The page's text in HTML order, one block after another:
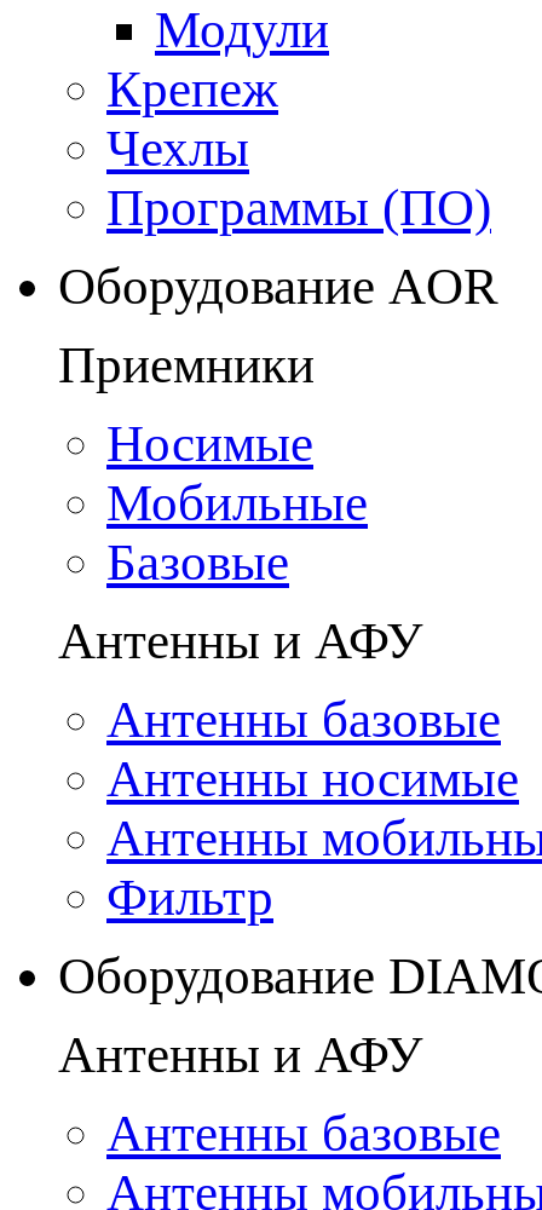
Модули
Крепеж
Чехлы
Программы (ПО)
Оборудование AOR
Приемники
Носимые
Мобильные
Базовые
Антенны и АФУ
Антенны базовые
Антенны носимые
Антенны
Фильтр
Оборудование
Антенны и АФУ
Антенны базовые
Антенны